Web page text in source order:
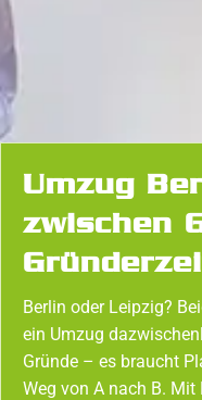
Umzug
zwischen
Berlin oder Leipzig?
ein Umzug
Gründe – es braucht
Weg von A nach B.